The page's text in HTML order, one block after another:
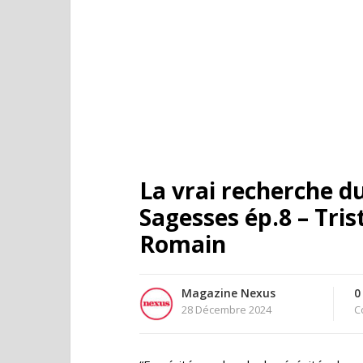
La vrai recherche
Sagesses ép.8 –
Romain
Magazine Nexus
28 Décembre 2024
0